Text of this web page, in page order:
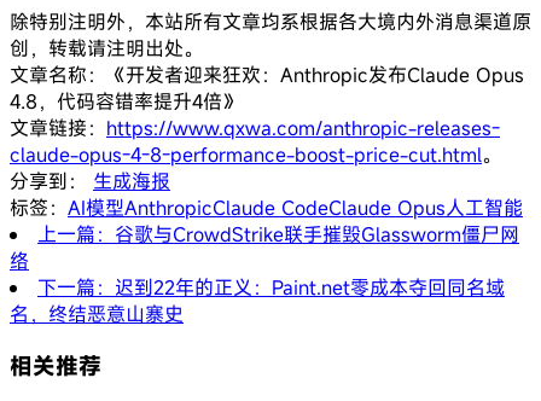
除特别注明外，本站所有文章均系根据各大境内外消息渠道原
创，转载请注明出处。
文章名称：《开发者迎来狂欢：Anthropic发布Claude Opus
4.8，代码容错率提升4倍》
文章链接： https://www.qxwa.com/anthropic-releases-
claude-opus-4-8-performance-boost-price-cut.html。
分享到：
生成海报
标签： AI模型AnthropicClaude CodeClaude Opus人工智能
上一篇：谷歌与CrowdStrike联手摧毁Glassworm僵尸网
络
下一篇：迟到22年的正义：Paint.net零成本夺回同名域
名，终结恶意山寨史
相关推荐